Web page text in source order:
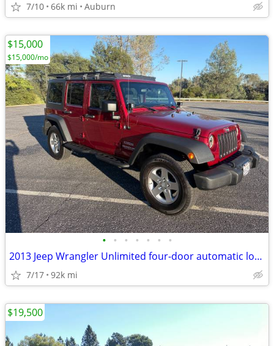
7/10 66k mi Auburn
• • • • • • •
2013 Jeep Wrangler Unlimited four-door automatic low miles
7/17 92k mi
$15,000
$15,000/mo
$19,500